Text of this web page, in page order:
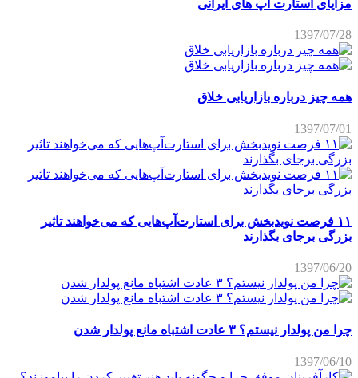
مزایای استارت آپ های ایرانی
1397/07/28
همه چیز درباره بازاریابی خلاق
1397/07/01
۱۱ فرصت نویدبخش برای استارت‌آپ‌هایی که می‌خواهند تاثیر
بزرگی برجای بگذارند
1397/06/20
چرا من پولدار نیستم؟ ۳ عادت اشتباه مانع پولدار شدن
1397/06/10